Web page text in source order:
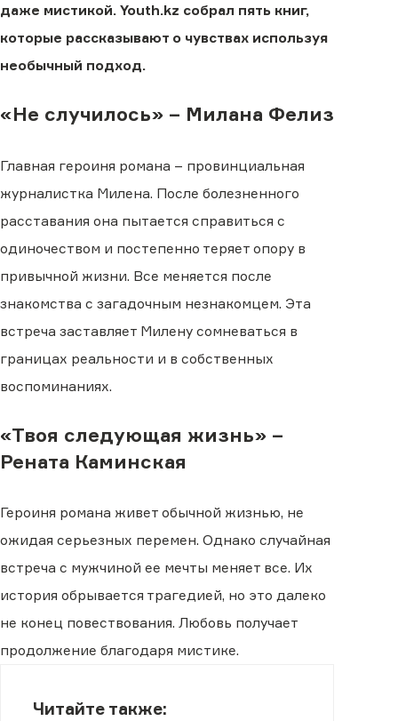
даже мистикой. Youth.kz собрал пять книг,
которые рассказывают о чувствах используя
необычный подход.
«Не случилось» – Милана Фелиз
Главная героиня романа – провинциальная
журналистка Милена. После болезненного
расставания она пытается справиться с
одиночеством и постепенно теряет опору в
привычной жизни. Все меняется после
знакомства с загадочным незнакомцем. Эта
встреча заставляет Милену сомневаться в
границах реальности и в собственных
воспоминаниях.
«Твоя следующая жизнь» –
Рената Каминская
Героиня романа живет обычной жизнью, не
ожидая серьезных перемен. Однако случайная
встреча с мужчиной ее мечты меняет все. Их
история обрывается трагедией, но это далеко
не конец повествования. Любовь получает
продолжение благодаря мистике.
Читайте также: